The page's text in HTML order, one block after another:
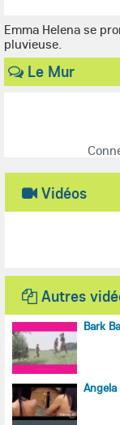
Emma Helena se
pluvieuse.
Le Mur
Vidéos
Autres
Bark